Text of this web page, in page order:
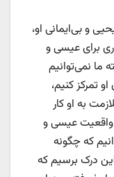
و بی‌ایمانی او،
برای عیسی و
ما نمی‌توانیم
تمرکز کنیم،
به او کار
واقعیت عیسی و
که چگونه
درک برسیم که